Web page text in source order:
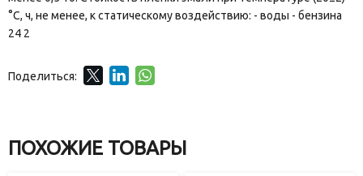
°С, ч, не менее, к статическому воздействию: - воды - бензина
24 2
Поделиться:
ПОХОЖИЕ ТОВАРЫ